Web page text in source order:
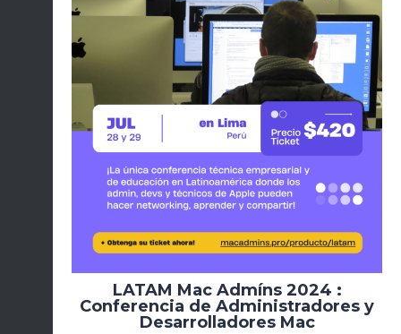
LATAM Mac Admíns 2024 :
Conferencia de Administradores y
Desarrolladores Mac